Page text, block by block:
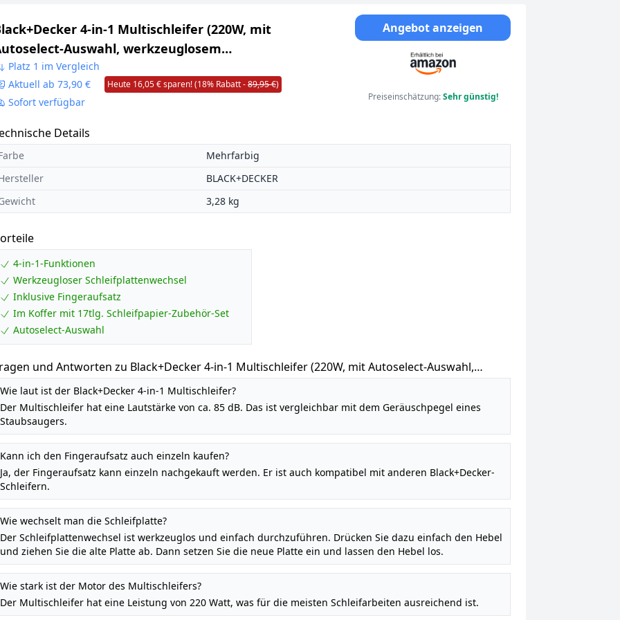
4-in-1 Multischleifer (220W, mit
Auswahl, werkzeuglosem
mit Fingeraufsatz, im Koffer mit
Schleifpapier-Zubehör-Set) KA280K
Platz 1 im Vergleich
Aktuell ab 73,90 €
Heute 16,05 € sparen! (18% Rabatt -89,95 €)
Sofort verfügbar
Angebot anzeigen
Preiseinschätzung:Sehr günstig!
Details
Mehrfarbig
BLACK+DECKER
3,28 kg
4-in-1-Funktionen
Werkzeugloser Schleifplattenwechsel
Inklusive Fingeraufsatz
Im Koffer mit 17tlg. Schleifpapier-Zubehör-Set
Autoselect-Auswahl
und Antworten zu Black+Decker 4-in-1 Multischleifer (220W, mit Autoselect-Auswahl,
Schleifplattenwechsel, mit Fingeraufsatz, im Koffer mit 17tlg. Schleifpapier-
Zubehör-Set) KA280K
Wie laut ist der Black+Decker 4-in-1 Multischleifer?
Der Multischleifer hat eine Lautstärke von ca. 85 dB. Das ist vergleichbar mit dem Geräuschpegel eines
Staubsaugers.
Kann ich den Fingeraufsatz auch einzeln kaufen?
Ja, der Fingeraufsatz kann einzeln nachgekauft werden. Er ist auch kompatibel mit anderen Black+Decker-
Schleifern.
Wie wechselt man die Schleifplatte?
Der Schleifplattenwechsel ist werkzeuglos und einfach durchzuführen. Drücken Sie dazu einfach den Hebel
und ziehen Sie die alte Platte ab. Dann setzen Sie die neue Platte ein und lassen den Hebel los.
Wie stark ist der Motor des Multischleifers?
Der Multischleifer hat eine Leistung von 220 Watt, was für die meisten Schleifarbeiten ausreichend ist.